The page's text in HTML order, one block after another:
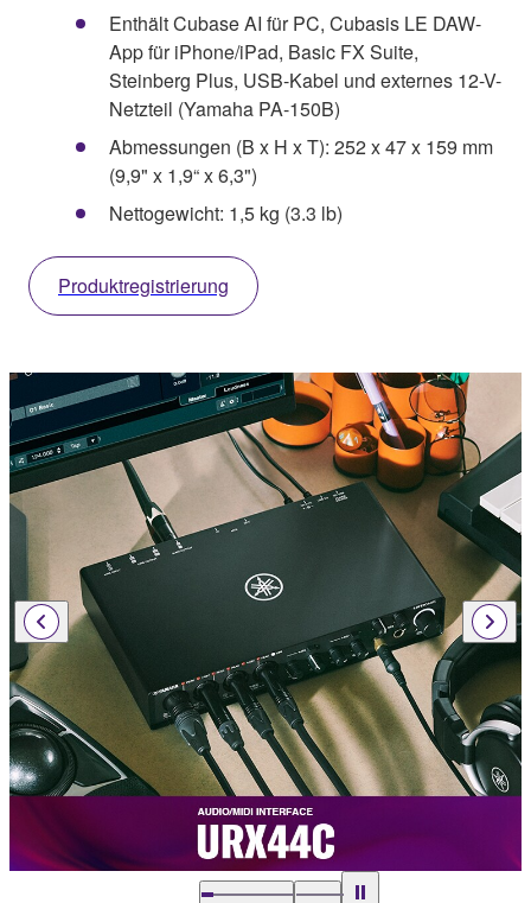
Enthält Cubase AI für PC, Cubasis LE DAW-
App für iPhone/iPad, Basic FX Suite,
Steinberg Plus, USB-Kabel und externes 12-V-
Netzteil (Yamaha PA-150B)
Abmessungen (B x H x T): 252 x 47 x 159 mm
(9,9" x 1,9“ x 6,3")
Nettogewicht: 1,5 kg (3.3 lb)
Produktregistrierung